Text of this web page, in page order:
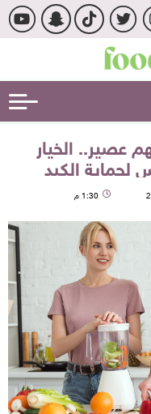
عصير.. الخيار
لحماية الكبد
1:30 م